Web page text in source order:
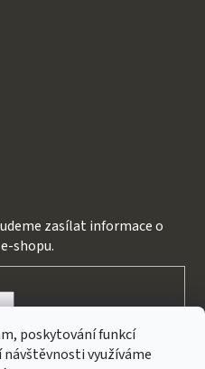
poskytování funkcí
využíváme
zasílat informace o
shopu.
osobních údajů